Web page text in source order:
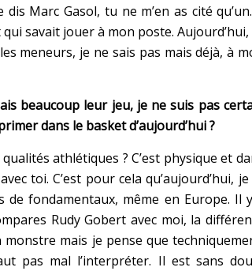
Marc Gasol, tu ne m’en as cité
savait jouer à mon poste.
meneurs, je ne sais pas mais déjà, à
beaucoup leur jeu, je ne suis pas
dans le basket d’aujourd’hui ?
athlétiques ? C’est physique et
toi. C’est pour cela qu’aujourd’hui,
de fondamentaux, même en Europe. Il
Rudy Gobert avec moi, la
mais je pense que
pas mal l’interpréter. Il est sans